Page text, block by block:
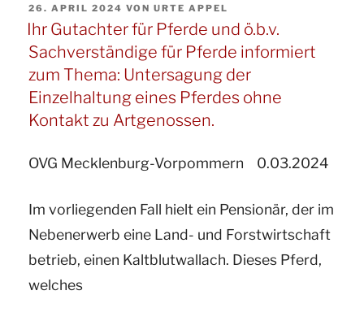
Pferde
und
ö.b.v.
Sachverständige
für
informiert
Thema:
Tierhalterhaftung
in
der
VERÖFFENTLICHT
AM
26. APRIL 2024 VONURTE APPEL
Ihr Gutachter für Pferde und ö.b.v.
Sachverständige für Pferde informiert
zum Thema: Untersagung der
Einzelhaltung eines Pferdes ohne
Kontakt zu Artgenossen.
OVG Mecklenburg-Vorpommern 0.03.2024
Im vorliegenden Fall hielt ein Pensionär, der im
Nebenerwerb eine Land- und Forstwirtschaft
betrieb, einen Kaltblutwallach. Dieses Pferd,
welches